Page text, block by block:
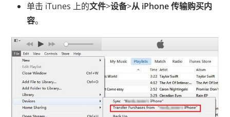
单击 iTunes 上的文件>设备>从 iPhone 传输购买内
容。